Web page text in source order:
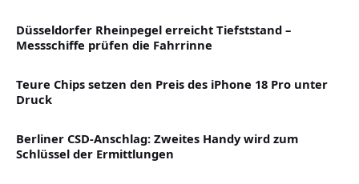
Düsseldorfer Rheinpegel erreicht Tiefststand –
Messschiffe prüfen die Fahrrinne
Teure Chips setzen den Preis des iPhone 18 Pro unter
Druck
Berliner CSD-Anschlag: Zweites Handy wird zum
Schlüssel der Ermittlungen